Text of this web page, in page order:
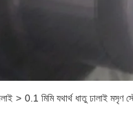
> 0.1 মিমি যথার্থ ধাতু ঢালাই মসৃণ